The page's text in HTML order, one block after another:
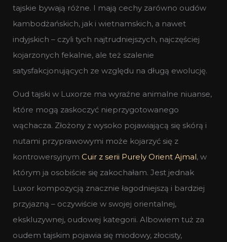
tajskie bywają różne. I mają cechy zarówno oudów
kambodżańskich, jak i wietnamskich, a nawet
indyjskich – czyli tych najtrudniejszych, najczęściej
kojarzonych fekalnie, ale też szalenie
satysfakcjonujących ze względu na długą ewolucję.
Oud tajski w Luxorze ma wyraźne animalne niuanse,
które mogą zaskoczyć nieprzygotowanego
wąchacza. Złożony z wysoko pojawiającą się skórą i
nutami przyprawowymi może kojarzyć się z
kontrowersyjnym Cuir z serii Purely Orient Ajmal, w
którym ja osobiście się zakochałam. Jest jednak
Luxor kompozycją znacznie łagodniejszą i bardziej
przyjazną – oczywiście w swojej orientalnej,
ekskluzywnej, oudowej kategorii. Albowiem tuż za
oudem tajskim pojawia się miodowy, złocisty,